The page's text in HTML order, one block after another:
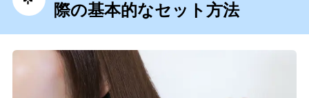
際の基本的なセット方法